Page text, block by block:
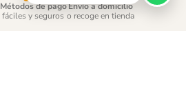
Métodos de pago
fáciles y seguros
Envío a domicilio
o recoge en tienda